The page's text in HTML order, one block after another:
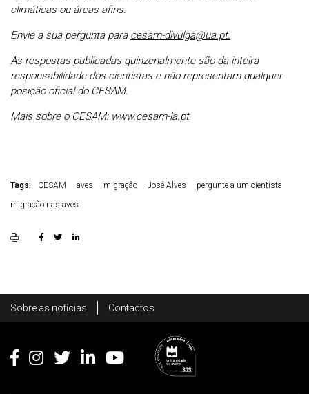
climáticas ou áreas afins.
Envie a sua pergunta para cesam-divulga@ua.pt.
As respostas publicadas quinzenalmente são da inteira
responsabilidade dos cientistas e não representam qualquer
posição oficial do CESAM.
Mais sobre o CESAM: www.cesam-la.pt
Tags: CESAM aves migração José Alves
pergunte a um cientista
migração nas aves
Footer
Sobre as notícias Contactos